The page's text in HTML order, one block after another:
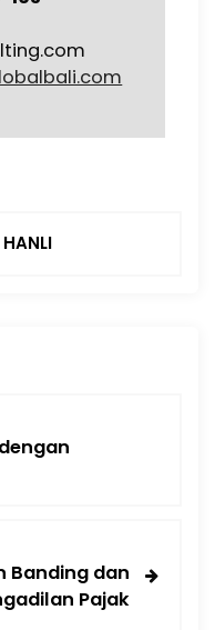
HANLI
Banding dan
Pajak